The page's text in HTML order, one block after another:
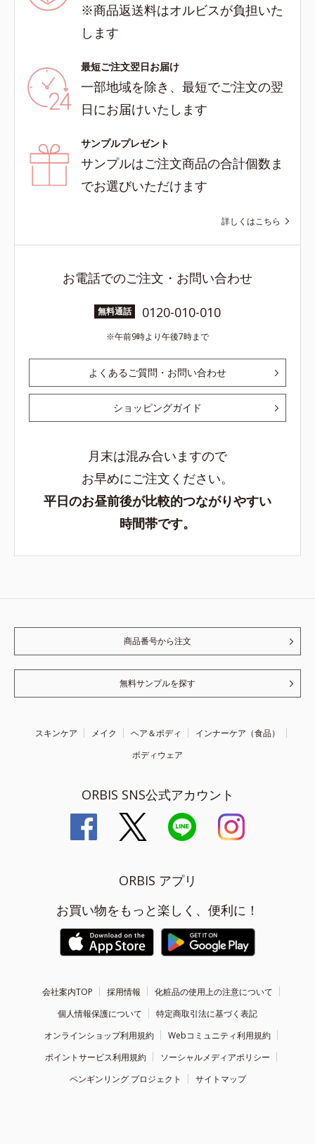
※商品返送料はオルビスが負担いた
します
最短ご注文翌日お届け
一部地域を除き、最短でご注文の翌
日にお届けいたします
サンプルプレゼント
サンプルはご注文商品の合計個数ま
でお選びいただけます
詳しくはこちら
お電話でのご注文・お問い合わせ
無料通話 0120-010-010
午前9時より午後7時まで
よくあるご質問・お問い合わせ
ショッピングガイド
月末は混み合いますので
お早めにご注文ください。
平日のお昼前後が比較的つながりやすい
時間帯です。
商品番号から注文
無料サンプルを探す
スキンケア メイク ヘア＆ボディ
インナーケア（食品）
ボディウェア
ORBIS SNS公式アカウント
ORBIS アプリ
お買い物をもっと楽しく、便利に！
会社案内TOP 採用情報
化粧品の使用上の注意について
個人情報保護について
特定商取引法に基づく表記
オンラインショップ利用規約
Webコミュニティ利用規約
ポイントサービス利用規約
ソーシャルメディアポリシー
ペンギンリング プロジェクト
サイトマップ